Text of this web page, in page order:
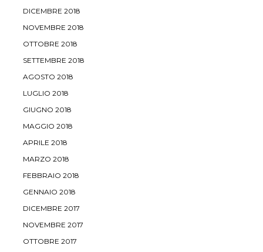
DICEMBRE 2018
NOVEMBRE 2018
OTTOBRE 2018
SETTEMBRE 2018
AGOSTO 2018
LUGLIO 2018
GIUGNO 2018
MAGGIO 2018
APRILE 2018
MARZO 2018
FEBBRAIO 2018
GENNAIO 2018
DICEMBRE 2017
NOVEMBRE 2017
OTTOBRE 2017